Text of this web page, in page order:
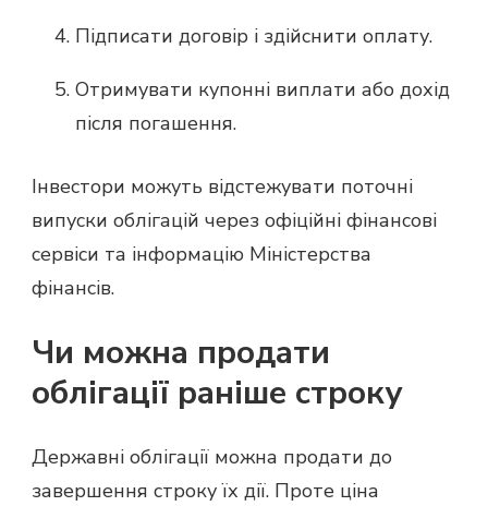
Підписати договір і здійснити оплату.
Отримувати купонні виплати або дохід
після погашення.
Інвестори можуть відстежувати поточні
випуски облігацій через офіційні фінансові
сервіси та інформацію Міністерства
фінансів.
Чи можна продати
облігації раніше строку
Державні облігації можна продати до
завершення строку їх дії. Проте ціна